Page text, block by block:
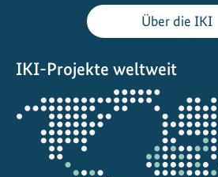
t
s
j
e
k
t
Über die IKI
IKI-Projekte weltweit
Öffnet
die
Projektkarte